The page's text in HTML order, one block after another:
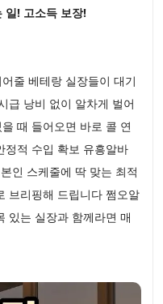
일! 고소득 보장!
줄 베테랑 실장들이 대기
급 낭비 없이 알차게 벌어
때 들어오면 바로 콜 연
정적 수입 확보 유흥알바
인 스케줄에 딱 맞는 최적
브리핑해 드립니다 쩜오알
있는 실장과 함께라면 매